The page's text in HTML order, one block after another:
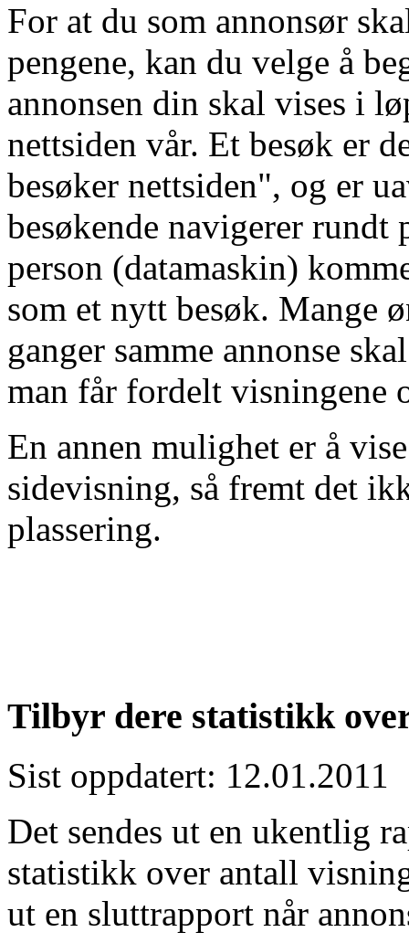
For at du som annonsør
pengene, kan du velge å
annonsen din skal vises i
nettsiden vår. Et besøk er
besøker nettsiden", og er
besøkende navigerer rundt
person (datamaskin)
som et nytt besøk. Mange
ganger samme annonse
man får fordelt visningene
En annen mulighet er å
sidevisning, så fremt det
plassering.
Tilbyr dere statistikk
Sist oppdatert: 12.01.2011
Det sendes ut en ukentlig
statistikk over antall
ut en sluttrapport når